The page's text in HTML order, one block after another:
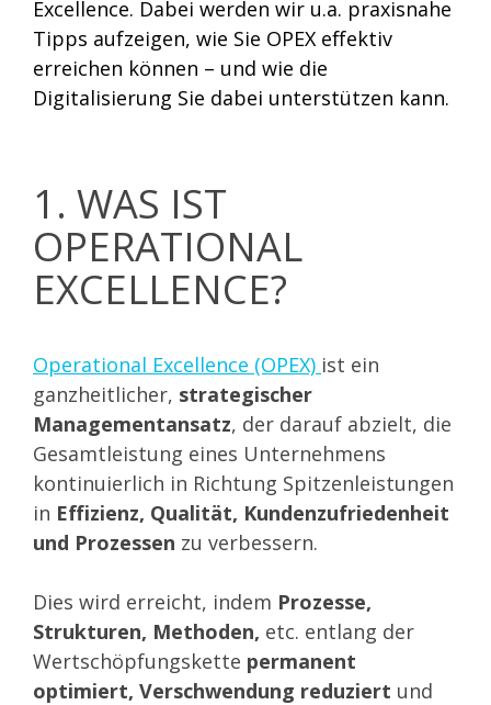
Excellence. Dabei werden wir u.a. praxisnahe
Tipps aufzeigen, wie Sie OPEX effektiv
erreichen können – und wie die
Digitalisierung Sie dabei unterstützen kann.
1. WAS IST
OPERATIONAL
EXCELLENCE?
Operational Excellence (OPEX) ist ein
ganzheitlicher, strategischer
Managementansatz, der darauf abzielt, die
Gesamtleistung eines Unternehmens
kontinuierlich in Richtung Spitzenleistungen
in Effizienz, Qualität, Kundenzufriedenheit
und Prozessen zu verbessern.
Dies wird erreicht, indem Prozesse,
Strukturen, Methoden, etc. entlang der
Wertschöpfungskette permanent
optimiert, Verschwendung reduziert und